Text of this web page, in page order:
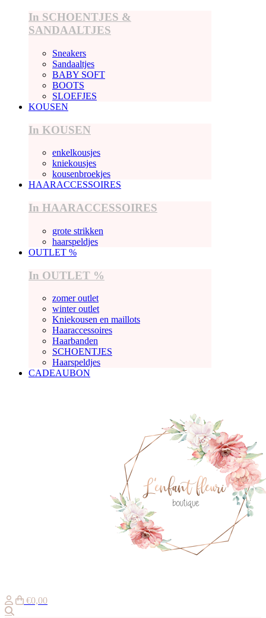
In SCHOENTJES &
SANDAALTJES
Sneakers
Sandaaltjes
BABY SOFT
BOOTS
SLOEFJES
KOUSEN
In KOUSEN
enkelkousjes
kniekousjes
kousenbroekjes
HAARACCESSOIRES
In HAARACCESSOIRES
grote strikken
haarspeldjes
OUTLET %
In OUTLET %
zomer outlet
winter outlet
Kniekousen en maillots
Haaraccessoires
Haarbanden
SCHOENTJES
Haarspeldjes
CADEAUBON
€0,00